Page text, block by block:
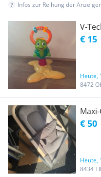
Infos zur Reihung der
V-
€ 15
Heute,
8472
Maxi-
€ 50
Heute,
8434